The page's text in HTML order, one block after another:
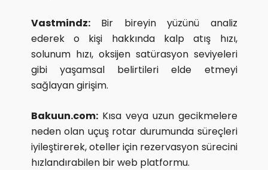
Vastmindz:Bir bireyin yüzünü analiz
ederek o kişi hakkında kalp atış hızı,
solunum hızı, oksijen satürasyon seviyeleri
gibi yaşamsal belirtileri elde etmeyi
sağlayan girişim.
Bakuun.com:Kısa veya uzun gecikmelere
neden olan uçuş rotar durumunda süreçleri
iyileştirerek, oteller için rezervasyon sürecini
hızlandırabilen bir web platformu.